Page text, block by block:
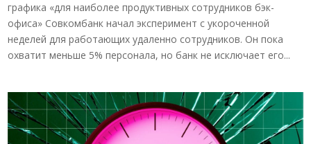
графика «для наиболее продуктивных сотрудников бэк-
офиса» Совкомбанк начал эксперимент с укороченной
неделей для работающих удаленно сотрудников. Он пока
охватит меньше 5% персонала, но банк не исключает его...